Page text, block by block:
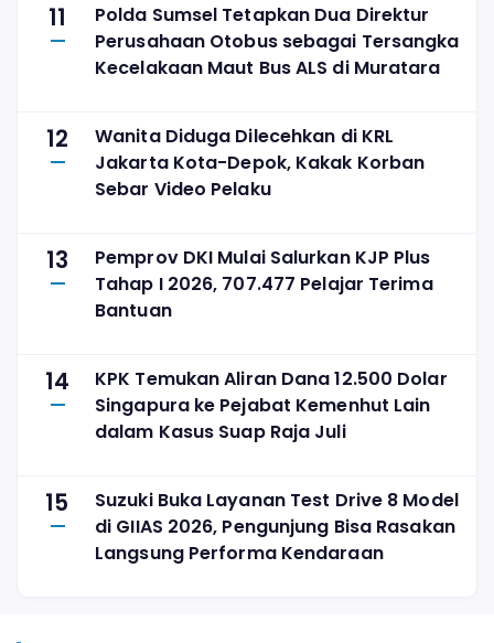
11
Polda Sumsel Tetapkan Dua Direktur
Perusahaan Otobus sebagai Tersangka
Kecelakaan Maut Bus ALS di Muratara
12
Wanita Diduga Dilecehkan di KRL
Jakarta Kota-Depok, Kakak Korban
Sebar Video Pelaku
13
Pemprov DKI Mulai Salurkan KJP Plus
Tahap I 2026, 707.477 Pelajar Terima
Bantuan
14
KPK Temukan Aliran Dana 12.500 Dolar
Singapura ke Pejabat Kemenhut Lain
dalam Kasus Suap Raja Juli
15
Suzuki Buka Layanan Test Drive 8 Model
di GIIAS 2026, Pengunjung Bisa Rasakan
Langsung Performa Kendaraan